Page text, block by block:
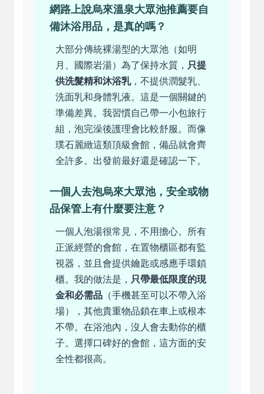
網路上說烏來溫泉大眾池推薦要自
備沐浴用品，是真的嗎？
大部分傳統裸湯型的大眾池（如明
月、國際岩湯）為了保持水質， 只提
供洗髮精和沐浴乳，不提供潤髮乳、
洗面乳和身體乳液。這是一個關鍵的
準備差異。我習慣自己帶一小包旅行
組，泡完澡後護理會比較舒服。而像
璞石麗緻這類頂級會館，備品就會齊
全許多。出發前最好還是確認一下。
一個人去泡烏來大眾池，安全或物
品保管上有什麼要注意？
一個人泡湯很常見，不用擔心。所有
正派經營的會館，在置物櫃區都有監
視器，並且會提供鑰匙或感應手環鎖
櫃。我的做法是， 只帶最低限度的現
金和必需品 （手機甚至可以不帶入浴
場），其他貴重物品鎖在車上或根本
不帶。在浴池內，沒人會去動你的櫃
子。選擇口碑好的會館，這方面的安
全性都很高。